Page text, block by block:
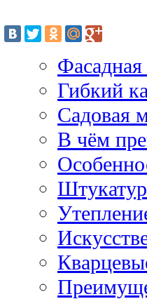
Гибкий
Садовая
В чём